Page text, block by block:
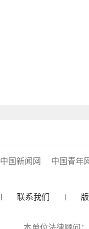
中国新闻网 中国青年
联系我们